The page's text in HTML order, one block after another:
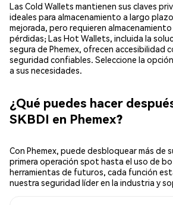
Las Cold Wallets mantienen sus claves
ideales para almacenamiento a largo
mejorada, pero requieren
pérdidas; Las Hot Wallets, incluida la
segura de Phemex, ofrecen accesibilidad
seguridad confiables. Seleccione la
a sus necesidades.
¿Qué puedes hacer
SKBDI en Phemex?
Con Phemex, puede desbloquear más de
primera operación spot hasta el uso de
herramientas de futuros, cada función
nuestra seguridad líder en la industria y